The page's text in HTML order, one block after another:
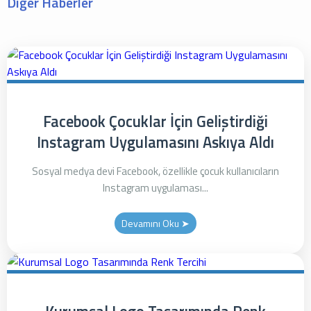
Facebook Çocuklar İçin Geliştirdiği
Instagram Uygulamasını Askıya Aldı
Sosyal medya devi Facebook, özellikle çocuk kullanıcıların
Instagram uygulaması...
Devamını Oku ➤